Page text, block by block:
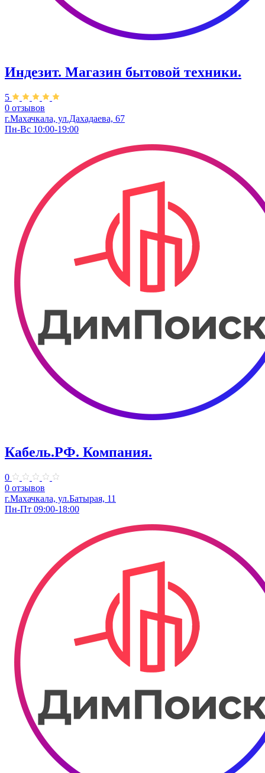
Индезит. Магазин бытовой техники.
5
0 отзывов
г.Махачкала, ул.Дахадаева, 67
Пн-Вс 10:00-19:00
Кабель.РФ. Компания.
0
0 отзывов
г.Махачкала, ул.Батырая, 11
Пн-Пт 09:00-18:00